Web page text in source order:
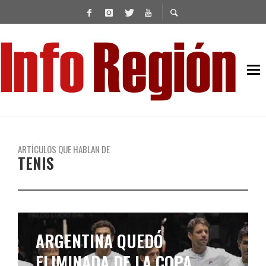
ARTÍCULOS QUE HABLAN DE
TENIS
ARGENTINA QUEDÓ